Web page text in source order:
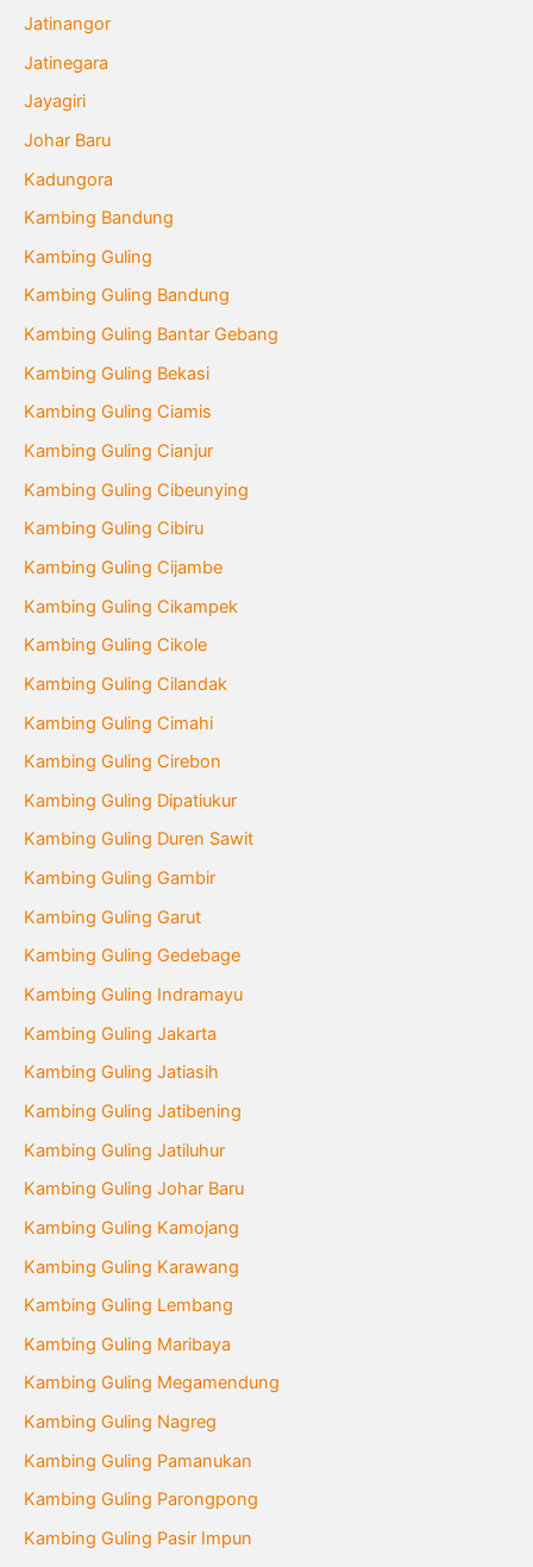
Jatinangor
Jatinegara
Jayagiri
Johar Baru
Kadungora
Kambing Bandung
Kambing Guling
Kambing Guling Bandung
Kambing Guling Bantar Gebang
Kambing Guling Bekasi
Kambing Guling Ciamis
Kambing Guling Cianjur
Kambing Guling Cibeunying
Kambing Guling Cibiru
Kambing Guling Cijambe
Kambing Guling Cikampek
Kambing Guling Cikole
Kambing Guling Cilandak
Kambing Guling Cimahi
Kambing Guling Cirebon
Kambing Guling Dipatiukur
Kambing Guling Duren Sawit
Kambing Guling Gambir
Kambing Guling Garut
Kambing Guling Gedebage
Kambing Guling Indramayu
Kambing Guling Jakarta
Kambing Guling Jatiasih
Kambing Guling Jatibening
Kambing Guling Jatiluhur
Kambing Guling Johar Baru
Kambing Guling Kamojang
Kambing Guling Karawang
Kambing Guling Lembang
Kambing Guling Maribaya
Kambing Guling Megamendung
Kambing Guling Nagreg
Kambing Guling Pamanukan
Kambing Guling Parongpong
Kambing Guling Pasir Impun